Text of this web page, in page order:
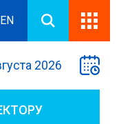
EN
2026